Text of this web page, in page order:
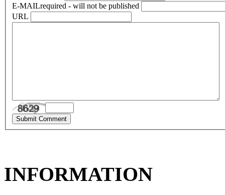
E-MAILrequired - will not be published
URL
INFORMATION